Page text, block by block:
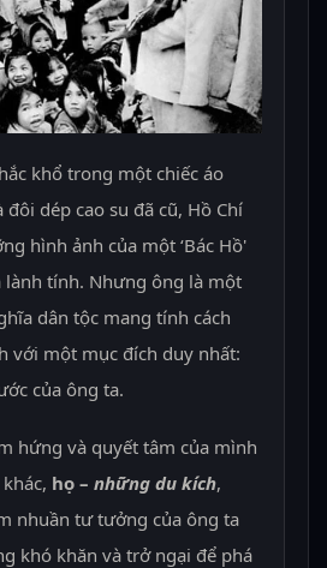
khổ trong một chiếc áo
đôi dép cao su đã cũ, Hồ Chí
hình ảnh của một ‘Bác Hồ'
tính. Nhưng ông là một
dân tộc mang tính cách
với một mục đích duy nhất:
của ông ta.
hứng và quyết tâm của mình
họ – những du kích,
nhuần tư tưởng của ông ta
khó khăn và trở ngại để phá